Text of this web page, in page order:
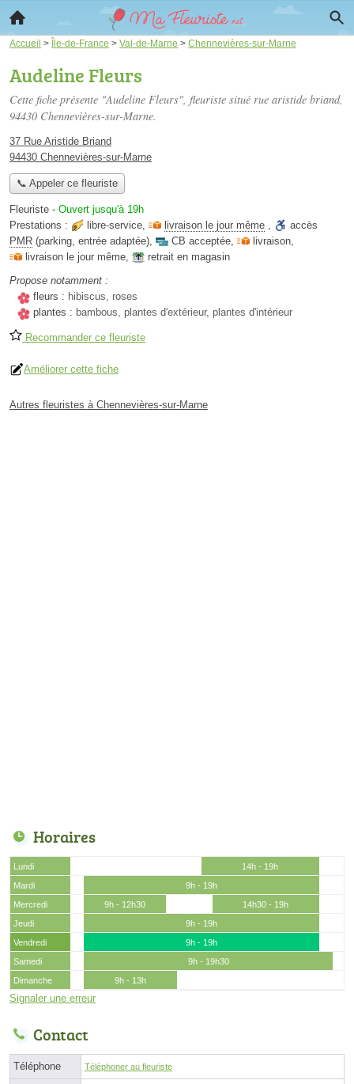
Accueil > Île-de-France > Val-de-Marne > Chennevières-sur-Marne
Audeline Fleurs
Cette fiche présente "Audeline Fleurs", fleuriste situé rue aristide briand,
94430 Chennevières-sur-Marne.
37 Rue Aristide Briand
94430 Chennevières-sur-Marne
📞 Appeler ce fleuriste
Fleuriste - Ouvert jusqu'à 19h
Prestations :
libre-service, livraison le jour même ,
accès
PMR (parking, entrée adaptée), CB acceptée, livraison,
livraison le jour même,
retrait en magasin
Propose notamment :
fleurs : hibiscus, roses
plantes : bambous, plantes d'extérieur, plantes d'intérieur
Recommander ce fleuriste
Améliorer cette fiche
Autres fleuristes à Chennevières-sur-Marne
Horaires
Lundi
14h - 19h
Mardi
9h - 19h
Mercredi
9h - 12h30
14h30 - 19h
Jeudi
9h - 19h
Vendredi
9h - 19h
Samedi
9h - 19h30
Dimanche
9h - 13h
Signaler une erreur
Contact
Téléphone Téléphoner au fleuriste